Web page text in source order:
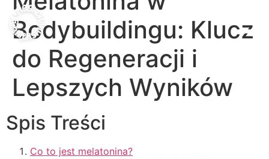
Bodybuildingu: Klucz
do Regeneracji i
Lepszych Wyników
Spis Treści
Co to jest melatonina?